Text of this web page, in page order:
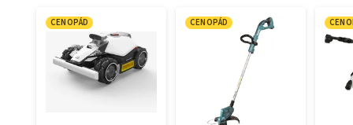
CENOPÁD CENOPÁD